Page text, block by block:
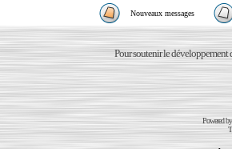
Nouveaux messages
Pour soutenir le développement
Powered